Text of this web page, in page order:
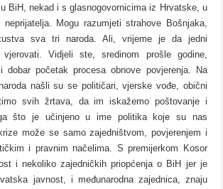
BiH, nekad i s glasnogovornicima iz Hrvatske, u
neprijatelja. Mogu razumjeti strahove Bošnjaka,
sva tri naroda. Ali, vrijeme je da jedni
vjerovati. Vidjeli ste, sredinom prošle godine,
dobar početak procesa obnove povjerenja. Na
našli su se političari, vjerske vođe, obični
svih žrtava, da im iskažemo poštovanje i
što je učinjeno u ime politika koje su nas
može se samo zajedništvom, povjerenjem i
i pravnim načelima. S premijerkom Kosor
i nekoliko zajedničkih priopćenja o BiH jer je
javnost, i međunarodna zajednica, znaju